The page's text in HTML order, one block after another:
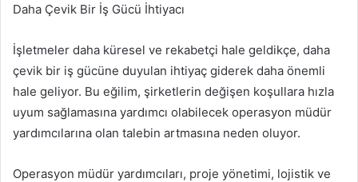
Daha Çevik Bir İş Gücü İhtiyacı
İşletmeler daha küresel ve rekabetçi hale geldikçe, daha
çevik bir iş gücüne duyulan ihtiyaç giderek daha önemli
hale geliyor. Bu eğilim, şirketlerin değişen koşullara hızla
uyum sağlamasına yardımcı olabilecek operasyon müdür
yardımcılarına olan talebin artmasına neden oluyor.
Operasyon müdür yardımcıları, proje yönetimi, lojistik ve